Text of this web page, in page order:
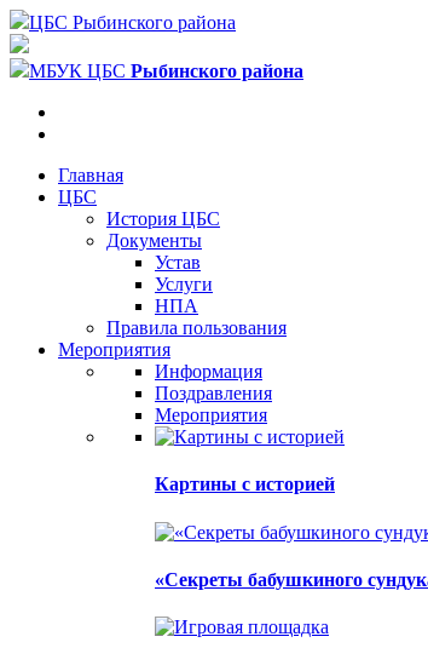
ЦБС Рыбинского района
МБУК ЦБС Рыбинского района
Главная
ЦБС
История ЦБС
Документы
Устав
Услуги
НПА
Правила пользования
Мероприятия
Информация
Поздравления
Мероприятия
Картины с историей
«Секреты бабушкиного